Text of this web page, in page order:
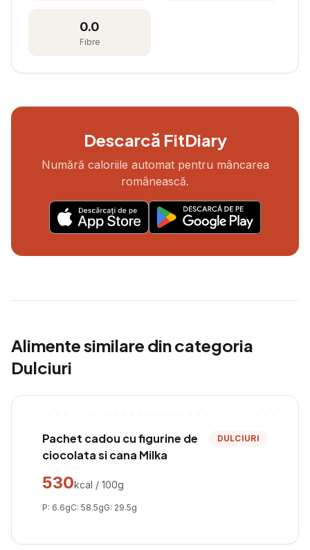
0.0
Fibre
Descarcă FitDiary
Numără caloriile automat pentru mâncarea
românească.
Alimente similare din categoria
Dulciuri
Pachet cadou cu figurine de
ciocolata si cana Milka
DULCIURI
530kcal / 100g
P: 6.6gC: 58.5gG: 29.5g